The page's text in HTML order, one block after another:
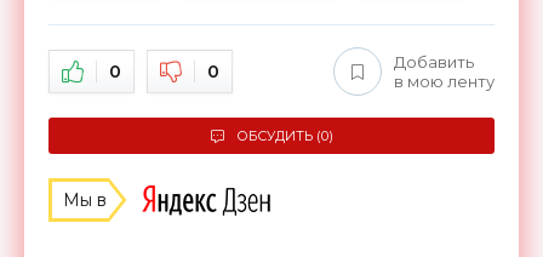
0 0
Добавить
в мою ленту
ОБСУДИТЬ (0)
Мы в